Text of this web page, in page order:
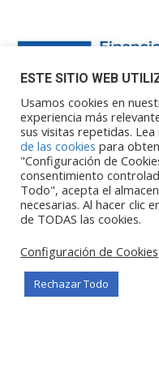
Financiado por la Unión
embargo, los puntos de
opiniones expresadas son
no reflejan
la Unión Europea o la
la Comisión Europea
consideradas
ESTE SITIO WEB
Usamos cookies en
experiencia más
sus visitas repetidas. Lea
de las cookies para
"Configuración de
consentimiento
Todo", acepta el
necesarias. Al hacer clic
de TODAS las cookies.
Configuración de Cookies
Rechazar Todo